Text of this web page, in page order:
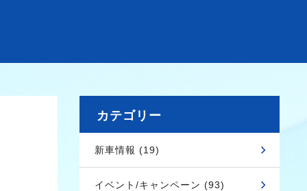
カテゴリー
新車情報 (19)
イベント/キャンペーン (93)